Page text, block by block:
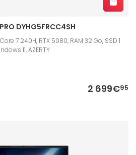
DYHG5FRCC4SH
7 240H, RTX 5080, RAM 32 Go, SSD 1
11, AZERTY
2 699€95